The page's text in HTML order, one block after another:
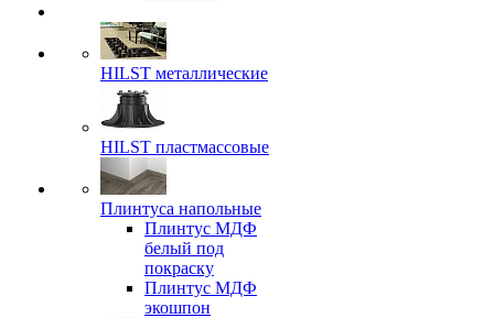
HILST металлические
HILST пластмассовые
Плинтуса напольные
Плинтус МДФ
белый под
покраску
Плинтус МДФ
экошпон